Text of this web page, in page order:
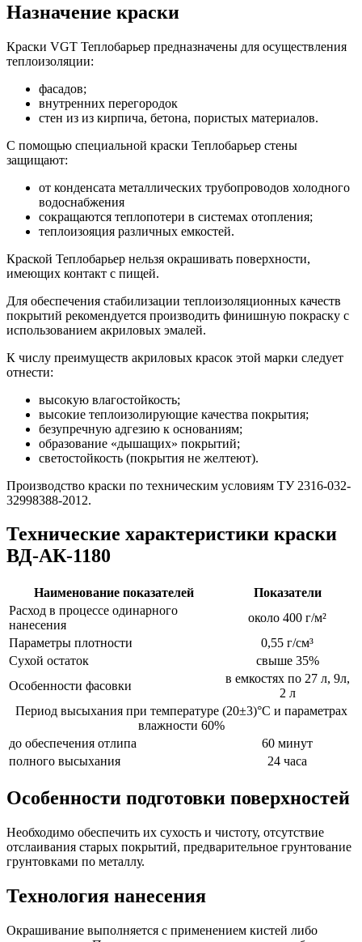
Назначение краски
Краски VGT Теплобарьер предназначены для осуществления
теплоизоляции:
фасадов;
внутренних перегородок
стен из из кирпича, бетона, пористых материалов.
С помощью специальной краски Теплобарьер стены
защищают:
от конденсата металлических трубопроводов холодного
водоснабжения
сокращаются теплопотери в системах отопления;
теплоизояция различных емкостей.
Краской Теплобарьер нельзя окрашивать поверхности,
имеющих контакт с пищей.
Для обеспечения стабилизации теплоизоляционных качеств
покрытий рекомендуется производить финишную покраску с
использованием акриловых эмалей.
К числу преимуществ акриловых красок этой марки следует
отнести:
высокую влагостойкость;
высокие теплоизолирующие качества покрытия;
безупречную адгезию к основаниям;
образование «дышащих» покрытий;
светостойкость (покрытия не желтеют).
Производство краски по техническим условиям ТУ 2316-032-
32998388-2012.
Технические характеристики краски
ВД-АК-1180
Наименование показателей
Показатели
Расход в процессе одинарного
нанесения
около 400 г/м²
Параметры плотности
0,55 г/см³
Сухой остаток
свыше 35%
Особенности фасовки
в емкостях по 27 л, 9л,
2 л
Период высыхания при температуре (20±3)°С и параметрах
влажности 60%
до обеспечения отлипа
60 минут
полного высыхания
24 часа
Особенности подготовки поверхностей
Необходимо обеспечить их сухость и чистоту, отсутствие
отслаивания старых покрытий, предварительное грунтование
грунтовками по металлу.
Технология нанесения
Окрашивание выполняется с применением кистей либо